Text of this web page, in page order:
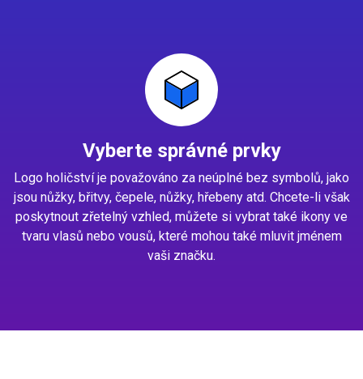
Vyberte správné prvky
Logo holičství je považováno za neúplné bez symbolů, jako
jsou nůžky, břitvy, čepele, nůžky, hřebeny atd. Chcete-li však
poskytnout zřetelný vzhled, můžete si vybrat také ikony ve
tvaru vlasů nebo vousů, které mohou také mluvit jménem
vaši značku.